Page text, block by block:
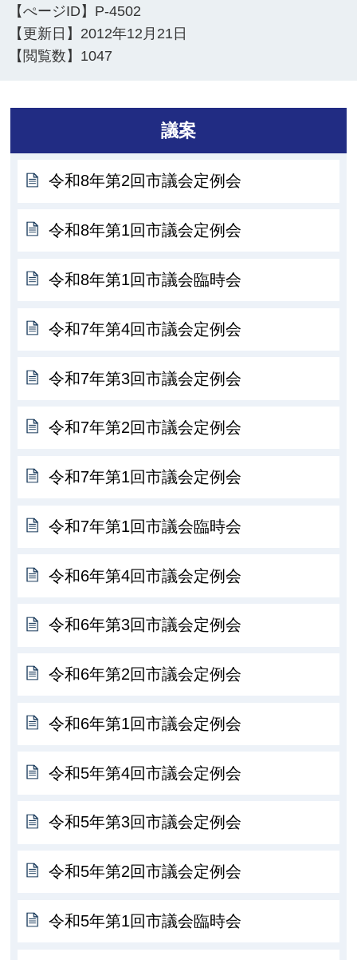
【ぺージID】 P-4502
【更新日】 2012年12月21日
【閲覧数】 1047
議案
令和8年第2回市議会定例会
令和8年第1回市議会定例会
令和8年第1回市議会臨時会
令和7年第4回市議会定例会
令和7年第3回市議会定例会
令和7年第2回市議会定例会
令和7年第1回市議会定例会
令和7年第1回市議会臨時会
令和6年第4回市議会定例会
令和6年第3回市議会定例会
令和6年第2回市議会定例会
令和6年第1回市議会定例会
令和5年第4回市議会定例会
令和5年第3回市議会定例会
令和5年第2回市議会定例会
令和5年第1回市議会臨時会